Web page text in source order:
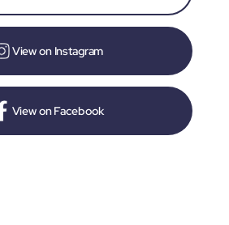
View on Instagram
View on Facebook